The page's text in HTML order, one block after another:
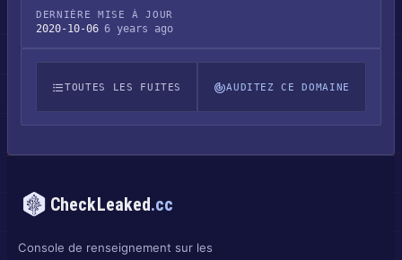
DERNIÈRE MISE À JOUR
2020-10-06 6 years ago
TOUTES LES FUITES AUDITEZ CE DOMAINE
CheckLeaked.cc
Console de renseignement sur les